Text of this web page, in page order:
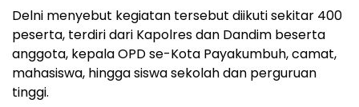
Delni menyebut kegiatan tersebut diikuti sekitar 400
peserta, terdiri dari Kapolres dan Dandim beserta
anggota, kepala OPD se-Kota Payakumbuh, camat,
mahasiswa, hingga siswa sekolah dan perguruan
tinggi.